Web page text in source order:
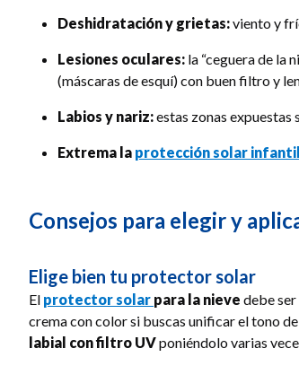
Deshidratación y grietas:viento y
Lesiones oculares: la “ceguera de la
(máscaras de esquí) con buen filtro y
Labios y nariz:estas zonas expuestas
Extrema la protección solar infantil
Consejos para elegir y
Elige bien tu protector solar
El protector solar para la nieve debe
crema con color si buscas unificar el tono
labial con filtro UVponiéndolo varias